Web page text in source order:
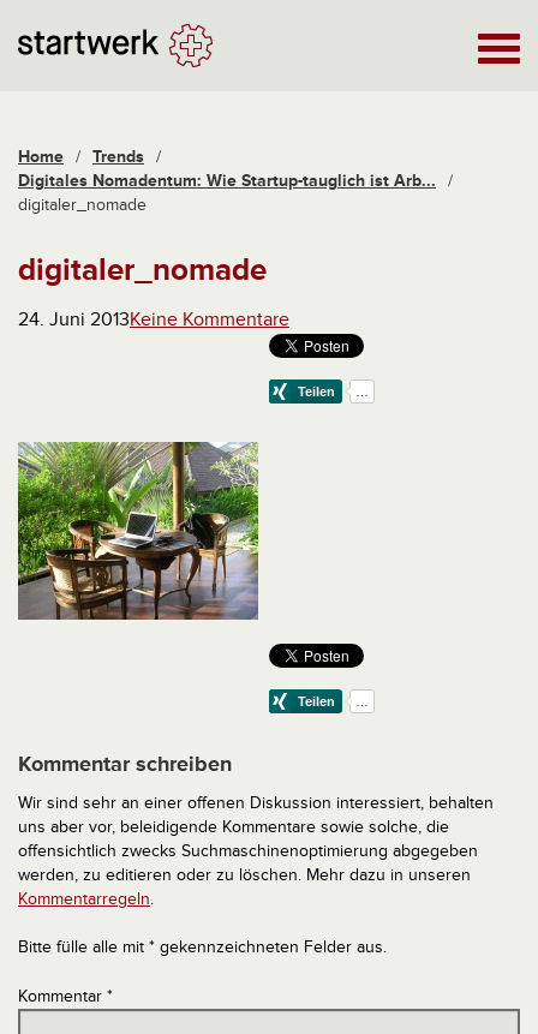
Home / Trends /
Digitales Nomadentum: Wie Startup-tauglich ist Arb...
/
digitaler_nomade
digitaler_nomade
24. Juni 2013Keine Kommentare
Kommentar schreiben
Wir sind sehr an einer offenen Diskussion interessiert, behalten
uns aber vor, beleidigende Kommentare sowie solche, die
offensichtlich zwecks Suchmaschinenoptimierung abgegeben
werden, zu editieren oder zu löschen. Mehr dazu in unseren
Kommentarregeln.
Bitte fülle alle mit * gekennzeichneten Felder aus.
Kommentar *